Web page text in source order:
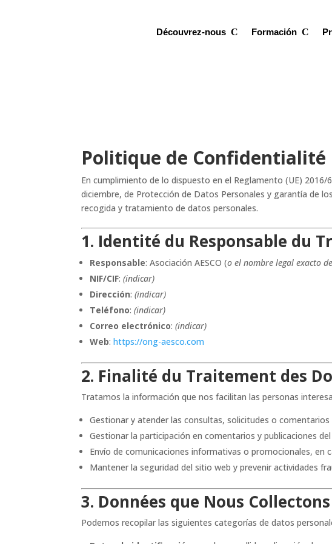
Découvrez-nous Formación
Politique de Confidentialité
En cumplimiento de lo dispuesto en el Reglamento (UE)
diciembre, de Protección de Datos Personales y garantía de
recogida y tratamiento de datos personales.
1. Identité du Responsable du
Responsable: Asociación AESCO (o el nombre legal exacto
NIF/CIF:(indicar)
Dirección:(indicar)
Teléfono:(indicar)
Correo electrónico:(indicar)
Web:https://ong-aesco.com
2. Finalité du Traitement des
Tratamos la información que nos facilitan las personas
Gestionar y atender las consultas, solicitudes o
Gestionar la participación en comentarios y publicaciones
Envío de comunicaciones informativas o promocionales,
Mantener la seguridad del sitio web y prevenir actividades
3. Données que Nous Collectons
Podemos recopilar las siguientes categorías de datos